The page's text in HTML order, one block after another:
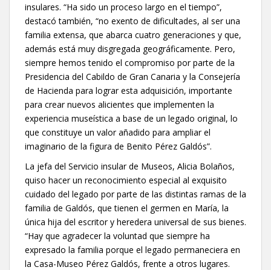
insulares. “Ha sido un proceso largo en el tiempo”,
destacó también, “no exento de dificultades, al ser una
familia extensa, que abarca cuatro generaciones y que,
además está muy disgregada geográficamente. Pero,
siempre hemos tenido el compromiso por parte de la
Presidencia del Cabildo de Gran Canaria y la Consejería
de Hacienda para lograr esta adquisición, importante
para crear nuevos alicientes que implementen la
experiencia museística a base de un legado original, lo
que constituye un valor añadido para ampliar el
imaginario de la figura de Benito Pérez Galdós”.
La jefa del Servicio insular de Museos, Alicia Bolaños,
quiso hacer un reconocimiento especial al exquisito
cuidado del legado por parte de las distintas ramas de la
familia de Galdós, que tienen el germen en María, la
única hija del escritor y heredera universal de sus bienes.
“Hay que agradecer la voluntad que siempre ha
expresado la familia porque el legado permaneciera en
la Casa-Museo Pérez Galdós, frente a otros lugares.